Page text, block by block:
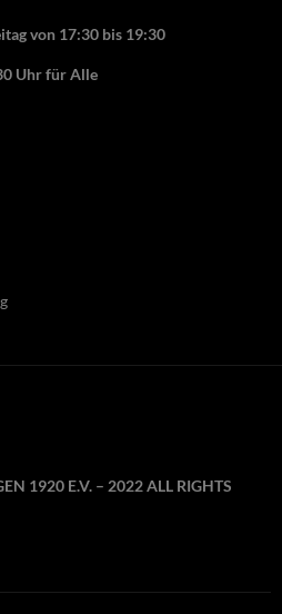
von 17:30 bis 19:30
Uhr für Alle
1920 E.V. – 2022 ALL RIGHTS